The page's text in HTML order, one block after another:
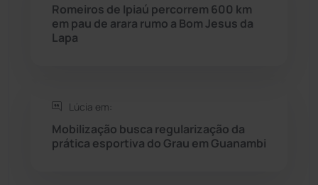
Tanhaçu (426)
Tecnologia
Urandi (157)
Romeiros de Ipiaú percorrem 600 km
em pau de arara rumo a Bom Jesus da
Lapa
Lúcia em:
Mobilização busca regularização da
prática esportiva do Grau em Guanambi